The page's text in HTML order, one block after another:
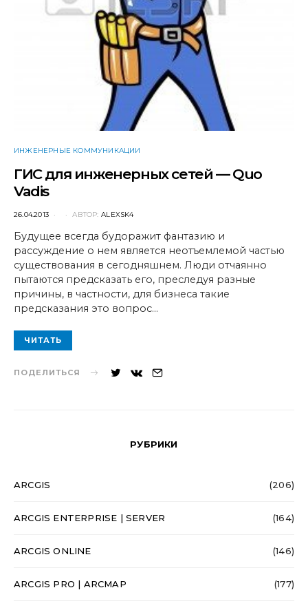
ИНЖЕНЕРНЫЕ КОММУНИКАЦИИ
ГИС для инженерных сетей — Quo
Vadis
POSTED
26.04.2013 АВТОР: ALEXSK4
Будущее всегда будоражит фантазию и
рассуждение о нем является неотъемлемой частью
существования в сегодняшнем. Люди отчаянно
пытаются предсказать его, преследуя разные
причины, в частности, для бизнеса такие
предсказания это вопрос…
ЧИТАТЬ
ПОДЕЛИТЬСЯ
РУБРИКИ
ARCGIS (206)
ARCGIS ENTERPRISE | SERVER (164)
ARCGIS ONLINE (146)
ARCGIS PRO | ARCMAP (177)